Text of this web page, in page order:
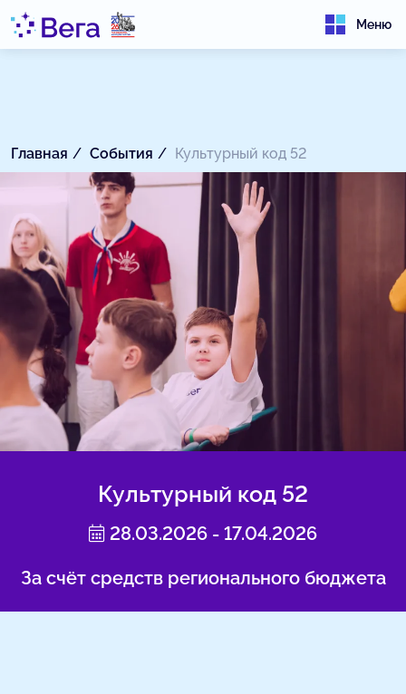
Меню
Главная События Культурный код 52
Культурный код 52
28.03.2026 - 17.04.2026
За счёт средств регионального бюджета